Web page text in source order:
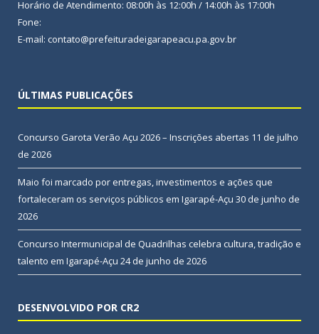
Horário de Atendimento: 08:00h às 12:00h / 14:00h às 17:00h
Fone:
E-mail: contato@prefeituradeigarapeacu.pa.gov.br
ÚLTIMAS PUBLICAÇÕES
Concurso Garota Verão Açu 2026 – Inscrições abertas 11 de julho
de 2026
Maio foi marcado por entregas, investimentos e ações que
fortaleceram os serviços públicos em Igarapé-Açu 30 de junho de
2026
Concurso Intermunicipal de Quadrilhas celebra cultura, tradição e
talento em Igarapé-Açu 24 de junho de 2026
DESENVOLVIDO POR CR2